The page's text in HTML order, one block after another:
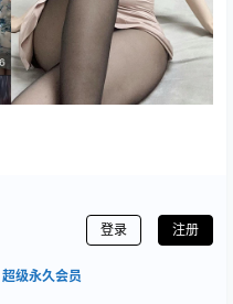
超级永久会员
登录 注册